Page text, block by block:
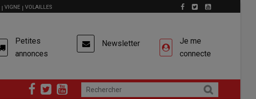
VIGNE VOLAILLES
Petites
annonces
Newsletter
Je me
connecte